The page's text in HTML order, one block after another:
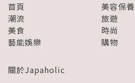
首頁
美容保養
潮流
旅遊
美食
時尚
藝能娛樂
購物
關於Japaholic